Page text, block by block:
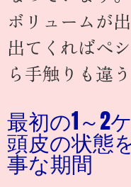
ボリュームが
出てくればぺ
ら手触りも違
最初の1～2
頭皮の状態
事な期間